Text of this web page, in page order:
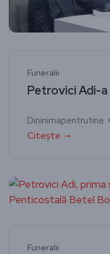
Funeralii
Petrovici Adi-
Dininimapentrutine
Citește
Funeralii